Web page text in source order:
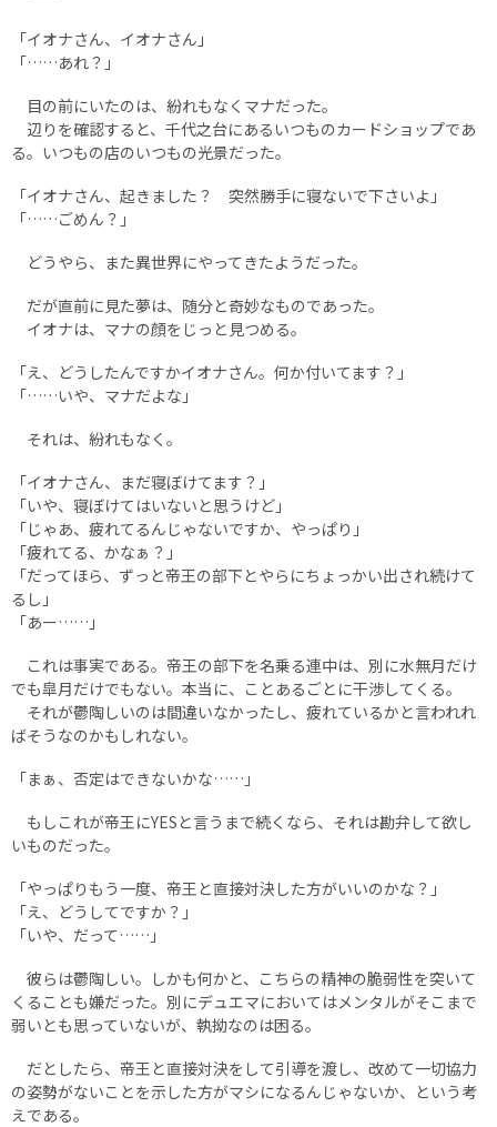
「イオナさん、イオナさん」
「……あれ？」
目の前にいたのは、紛れもなくマナだった。
辺りを確認すると、千代之台にあるいつものカードショップであ
る。いつもの店のいつもの光景だった。
「イオナさん、起きました？ 突然勝手に寝ないで下さいよ」
「……ごめん？」
どうやら、また異世界にやってきたようだった。
だが直前に見た夢は、随分と奇妙なものであった。
イオナは、マナの顔をじっと見つめる。
「え、どうしたんですかイオナさん。何か付いてます？」
「……いや、マナだよな」
それは、紛れもなく。
「イオナさん、まだ寝ぼけてます？」
「いや、寝ぼけてはいないと思うけど」
「じゃあ、疲れてるんじゃないですか、やっぱり」
「疲れてる、かなぁ？」
「だってほら、ずっと帝王の部下とやらにちょっかい出され続けて
るし」
「あー……」
これは事実である。帝王の部下を名乗る連中は、別に水無月だけ
でも皐月だけでもない。本当に、ことあるごとに干渉してくる。
それが鬱陶しいのは間違いなかったし、疲れているかと言われれ
ばそうなのかもしれない。
「まぁ、否定はできないかな……」
もしこれが帝王にYESと言うまで続くなら、それは勘弁して欲し
いものだった。
「やっぱりもう一度、帝王と直接対決した方がいいのかな？」
「え、どうしてですか？」
「いや、だって……」
彼らは鬱陶しい。しかも何かと、こちらの精神の脆弱性を突いて
くることも嫌だった。別にデュエマにおいてはメンタルがそこまで
弱いとも思っていないが、執拗なのは困る。
だとしたら、帝王と直接対決をして引導を渡し、改めて一切協力
の姿勢がないことを示した方がマシになるんじゃないか、という考
えである。